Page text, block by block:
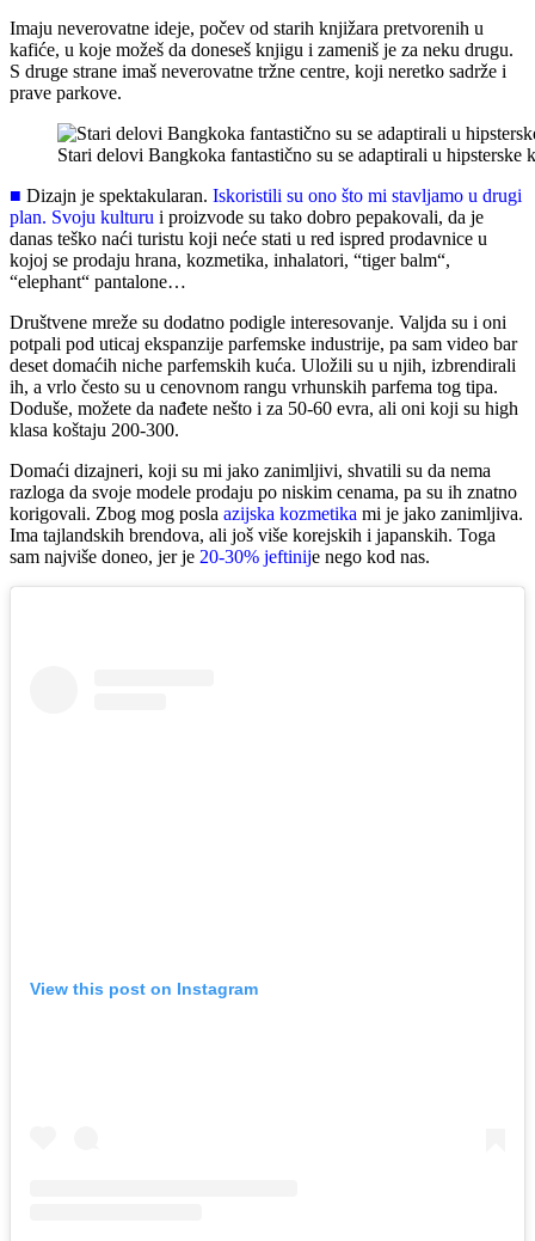
Imaju neverovatne ideje, počev od starih knjižara pretvorenih u
kafiće, u koje možeš da doneseš knjigu i zameniš je za neku drugu.
S druge strane imaš neverovatne tržne centre, koji neretko sadrže i
prave parkove.
Stari delovi Bangkoka fantastično su se adaptirali u
■ Dizajn je spektakularan. Iskoristili su ono što mi stavljamo u drugi
plan. Svoju kulturu i proizvode su tako dobro pepakovali, da je
danas teško naći turistu koji neće stati u red ispred prodavnice u
kojoj se prodaju hrana, kozmetika, inhalatori, “tiger balm“,
“elephant“ pantalone…
Društvene mreže su dodatno podigle interesovanje. Valjda su i oni
potpali pod uticaj ekspanzije parfemske industrije, pa sam video bar
deset domaćih niche parfemskih kuća. Uložili su u njih, izbrendirali
ih, a vrlo često su u cenovnom rangu vrhunskih parfema tog tipa.
Doduše, možete da nađete nešto i za 50-60 evra, ali oni koji su high
klasa koštaju 200-300.
Domaći dizajneri, koji su mi jako zanimljivi, shvatili su da nema
razloga da svoje modele prodaju po niskim cenama, pa su ih znatno
korigovali. Zbog mog posla azijska kozmetika mi je jako zanimljiva.
Ima tajlandskih brendova, ali još više korejskih i japanskih. Toga
sam najviše doneo, jer je 20-30% jeftinije nego kod nas.
View this post on Instagram